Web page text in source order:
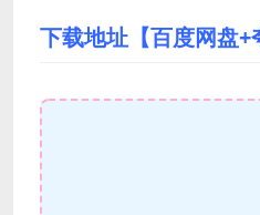
下载地址【百度网盘+